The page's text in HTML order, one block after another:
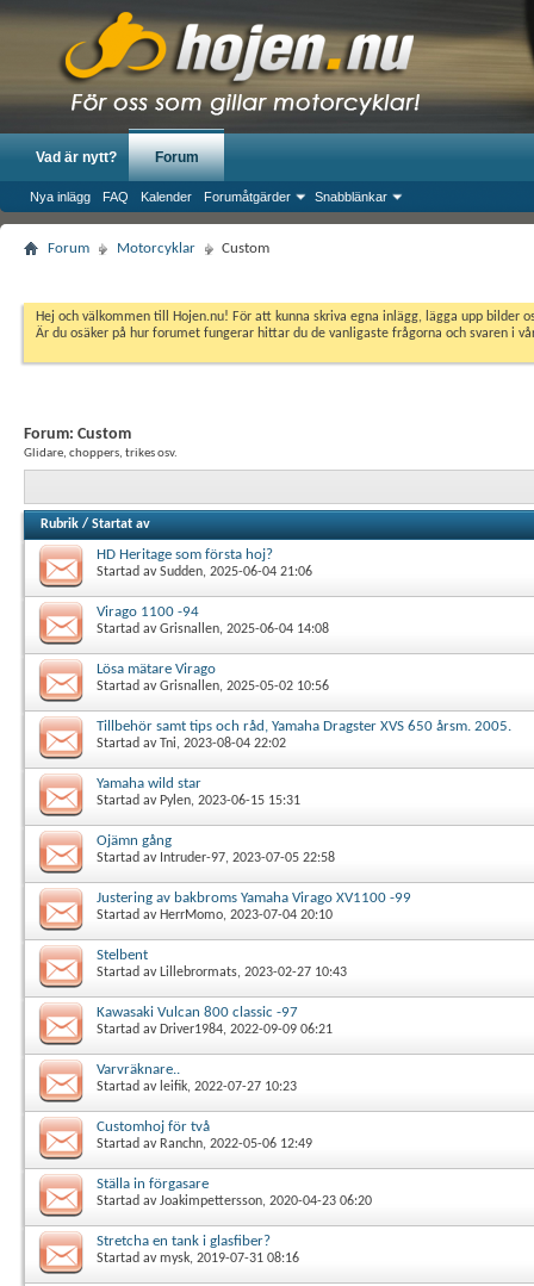
Vad är nytt? Forum
Nya inlägg FAQ Kalender Forumåtgärder Snabblänkar
Forum Motorcyklar Custom
Hej och välkommen till Hojen.nu! För att kunna skriva egna inlägg, lägga upp
Är du osäker på hur forumet fungerar hittar du de vanligaste frågorna och svaren i
Forum: Custom
Glidare, choppers, trikes osv.
Rubrik / Startat av
HD Heritage som första hoj?
Startad avSudden, 2025-06-04 21:06
Virago 1100 -94
Startad avGrisnallen, 2025-06-04 14:08
Lösa mätare Virago
Startad avGrisnallen, 2025-05-02 10:56
Tillbehör samt tips och råd, Yamaha Dragster XVS 650 årsm. 2005.
Startad avTni, 2023-08-04 22:02
Yamaha wild star
Startad av Pylen, 2023-06-15 15:31
Ojämn gång
Startad av Intruder-97, 2023-07-05 22:58
Justering av bakbroms Yamaha Virago XV1100 -99
Startad av HerrMomo, 2023-07-04 20:10
Stelbent
Startad av Lillebrormats, 2023-02-27 10:43
Kawasaki Vulcan 800 classic -97
Startad av Driver1984, 2022-09-09 06:21
Varvräknare..
Startad av leifik, 2022-07-27 10:23
Customhoj för två
Startad av Ranchn, 2022-05-06 12:49
Ställa in förgasare
Startad avJoakimpettersson, 2020-04-23 06:20
Stretcha en tank i glasfiber?
Startad avmysk, 2019-07-31 08:16